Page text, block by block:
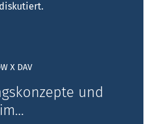
X DAV
und